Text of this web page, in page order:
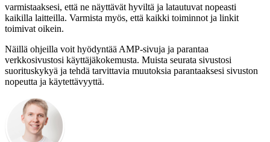
varmistaaksesi, että ne näyttävät hyviltä ja latautuvat nopeasti
kaikilla laitteilla. Varmista myös, että kaikki toiminnot ja linkit
toimivat oikein.
Näillä ohjeilla voit hyödyntää AMP-sivuja ja parantaa
verkkosivustosi käyttäjäkokemusta. Muista seurata sivustosi
suorituskykyä ja tehdä tarvittavia muutoksia parantaaksesi sivuston
nopeutta ja käytettävyyttä.